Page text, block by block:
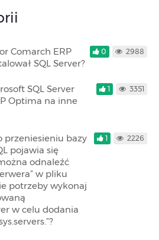
Comarch ERP
SQL Server?
0 2988
SQL Server
Optima na inne
1 3351
przeniesieniu bazy
pojawia się
odnaleźć
w pliku
potrzeby wykonaj
w celu dodania
1 2226